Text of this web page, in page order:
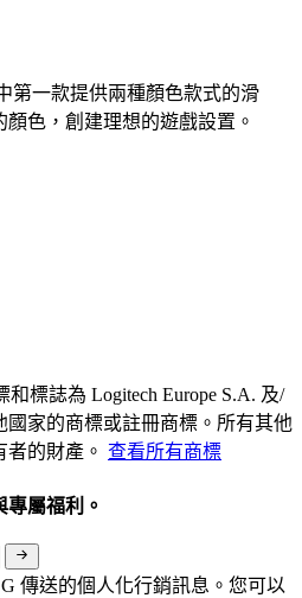
第一款提供兩種顏色款式的滑
色，創建理想的遊戲設置。
標誌為 Logitech Europe S.A. 及/
國家的商標或註冊商標。所有其他
的財產。 查看所有商標
屬福利。
傳送的個人化行銷訊息。您可以